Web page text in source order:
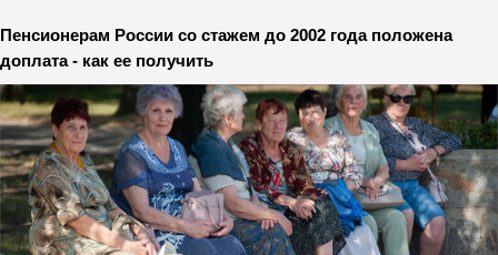
Пенсионерам России со стажем до 2002 года положена
доплата - как ее получить